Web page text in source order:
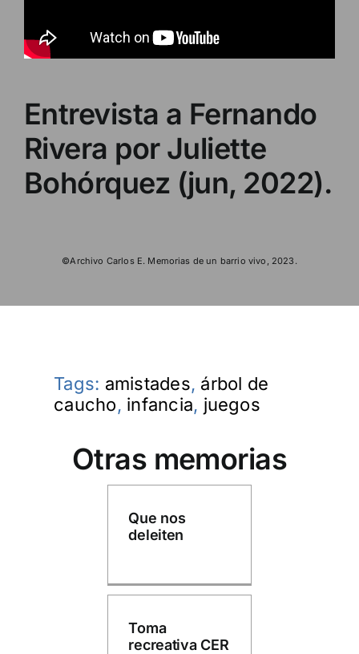
Entrevista a Fernando
Rivera por Juliette
Bohórquez (jun, 2022).
©Archivo Carlos E. Memorias de un barrio vivo, 2023.
Tags: amistades, árbol de
caucho, infancia, juegos
Otras memorias
Que nos
deleiten
Toma
recreativa CER